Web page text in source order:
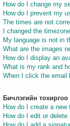
How do I change my
How do I prevent my
The times are not
I changed the
My language is not in
What are the images
How do I display an
What is my rank and
When I click the email
Бичлэгийн тохиргоо
How do I create a
How do I edit or delete